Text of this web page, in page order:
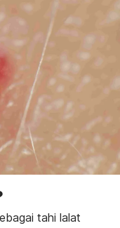
tahi lalat